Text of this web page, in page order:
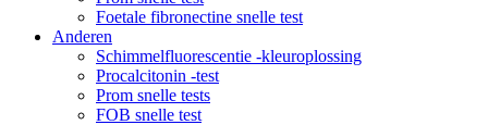
Foetale fibronectine snelle test
Anderen
Schimmelfluorescentie -kleuroplossing
Procalcitonin -test
Prom snelle tests
FOB snelle test